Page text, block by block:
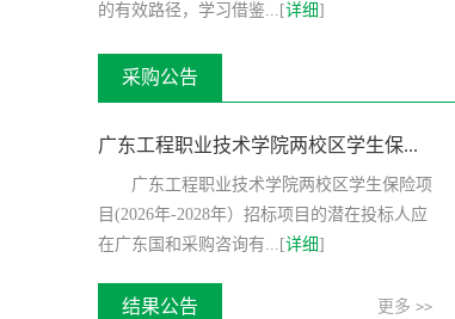
的有效路径，学习借鉴...[详细]
采购公告
广东工程职业技术学院两校区学生保...
广东工程职业技术学院两校区学生保险项
目(2026年-2028年）招标项目的潜在投标人应
在广东国和采购咨询有...[详细]
结果公告 更多 >>
发布时间：2026-07-20
广东工程职业技术学院信息化基础设施改造结
发布时间：2026-08-07
广东工程职业技术学院广州校区教学楼及科技
楼实训室配电系统维护项目询价...
发布时间：2026-07-30